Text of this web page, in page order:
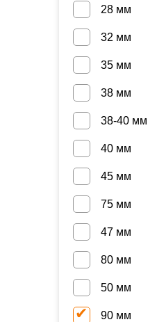
28 мм
32 мм
35 мм
38 мм
38-40 мм
40 мм
45 мм
75 мм
47 мм
80 мм
50 мм
90 мм